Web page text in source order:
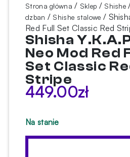
Strona główna / Sklep / Shishe
dzban / Shishe stalowe /
Red Full Set Classic Red
Shisha
Neo Mod Red
Set Classic
Stripe
449.00zł
Na stanie